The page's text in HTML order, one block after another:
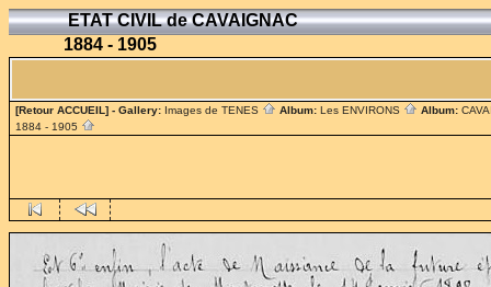
ETAT CIVIL de CAVAIGNAC
1884 - 1905
[Retour ACCUEIL] - Gallery: Images de TENES Album: Les ENVIRONS Album:
1884 - 1905